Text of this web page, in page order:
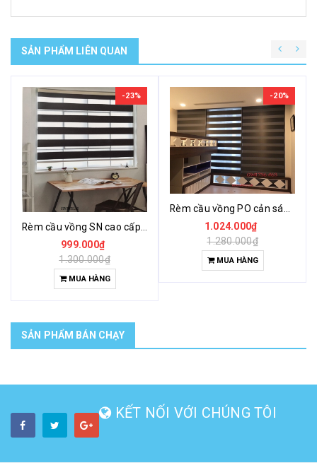
SẢN PHẨM LIÊN QUAN
-23%
999.000₫
1.300.000₫
MUA HÀNG
-20%
Rèm cầu vồng PO cản sáng - Modero
1.024.000₫
1.280.000₫
MUA HÀNG
SẢN PHẨM BÁN CHẠY
KẾT NỐI VỚI CHÚNG TÔI